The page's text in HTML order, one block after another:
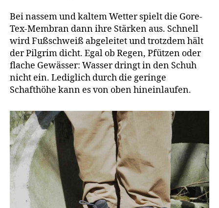
Bei nassem und kaltem Wetter spielt die Gore-
Tex-Membran dann ihre Stärken aus. Schnell
wird Fußschweiß abgeleitet und trotzdem hält
der Pilgrim dicht. Egal ob Regen, Pfützen oder
flache Gewässer: Wasser dringt in den Schuh
nicht ein. Lediglich durch die geringe
Schafthöhe kann es von oben hineinlaufen.